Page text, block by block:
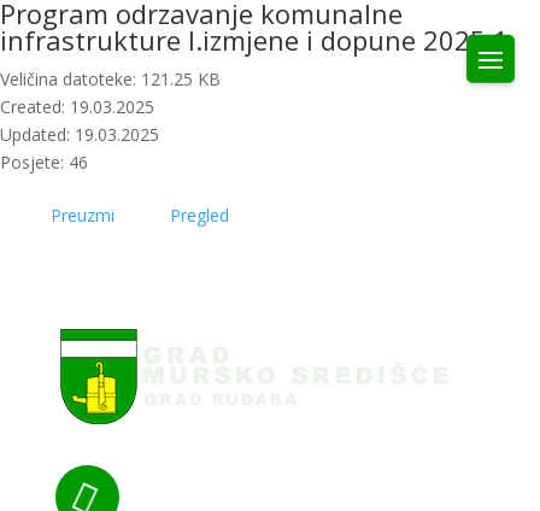
Program odrzavanje komunalne
infrastrukture I.izmjene i dopune 2025 1
Veličina datoteke: 121.25 KB
Created: 19.03.2025
Updated: 19.03.2025
Posjete: 46
Preuzmi Pregled
